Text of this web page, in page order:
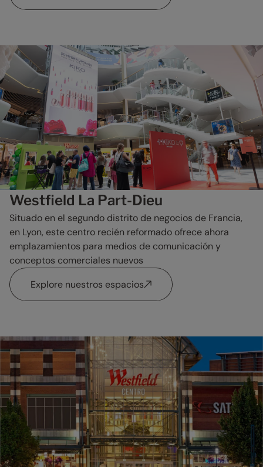
Westfield La Part-Dieu
Situado en el segundo distrito de negocios de Francia,
en Lyon, este centro recién reformado ofrece ahora
emplazamientos para medios de comunicación y
conceptos comerciales nuevos
Explore nuestros espacios